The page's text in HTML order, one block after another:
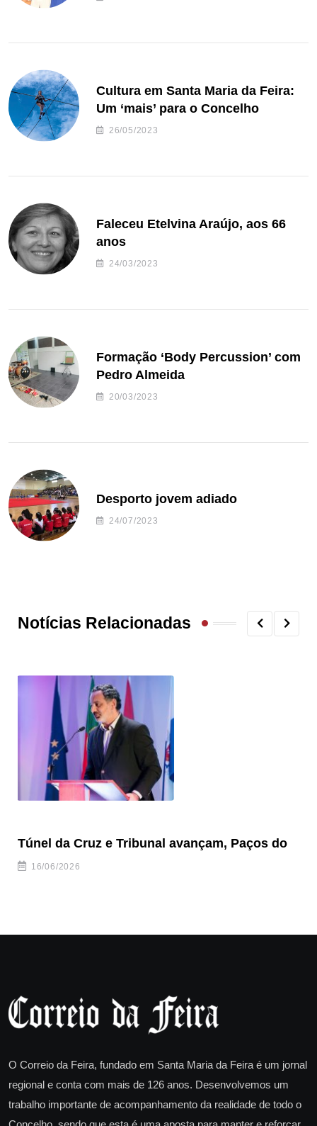
Cultura em Santa Maria da Feira:
Um ‘mais’ para o Concelho
26/05/2023
Faleceu Etelvina Araújo, aos 66
anos
24/03/2023
Formação ‘Body Percussion’ com
Pedro Almeida
20/03/2023
Desporto jovem adiado
24/07/2023
Notícias Relacionadas
Túnel da Cruz e Tribunal avançam, Paços do
16/06/2026
O Correio da Feira, fundado em Santa Maria da Feira é um jornal
regional e conta com mais de 126 anos. Desenvolvemos um
trabalho importante de acompanhamento da realidade de todo o